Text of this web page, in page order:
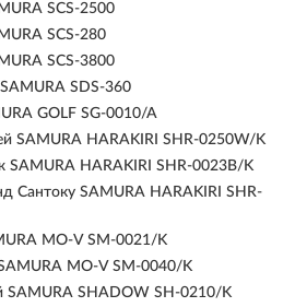
SCS-2500
SCS-280
SCS-3800
SDS-360
GOLF SG-0010/A
SAMURA HARAKIRI SHR-0250W/K
SAMURA HARAKIRI SHR-0023B/K
Сантоку SAMURA HARAKIRI SHR-
MO-V SM-0021/K
MO-V SM-0040/K
SAMURA SHADOW SH-0210/K